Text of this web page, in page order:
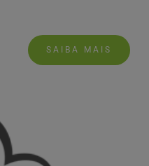
SAIBA MAIS